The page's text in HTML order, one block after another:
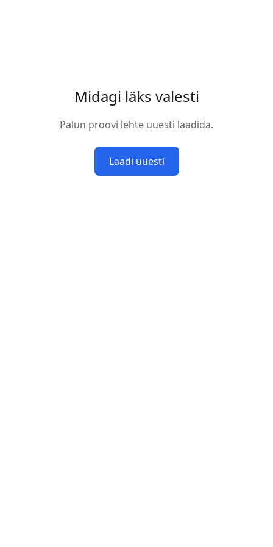
Midagi läks valesti
Palun proovi lehte uuesti laadida.
Laadi uuesti